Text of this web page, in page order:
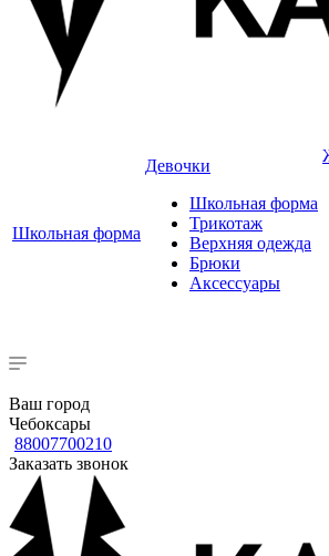
Школьная форма
Девочки
Школьная форма
Трикотаж
Верхняя одежда
Брюки
Аксессуары
Ваш город
Чебоксары
88007700210
Заказать звонок